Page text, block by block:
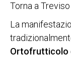
Torna a Treviso
La
Ortofrutticolo